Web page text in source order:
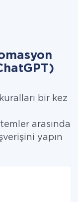
bir kez
arasında
yapın